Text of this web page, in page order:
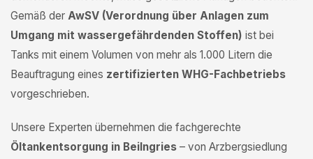
Gemäß der AwSV (Verordnung über Anlagen zum
Umgang mit wassergefährdenden Stoffen) ist bei
Tanks mit einem Volumen von mehr als 1.000 Litern die
Beauftragung eines zertifizierten WHG-Fachbetriebs
vorgeschrieben.
Unsere Experten übernehmen die fachgerechte
Öltankentsorgung in Beilngries – von Arzbergsiedlung